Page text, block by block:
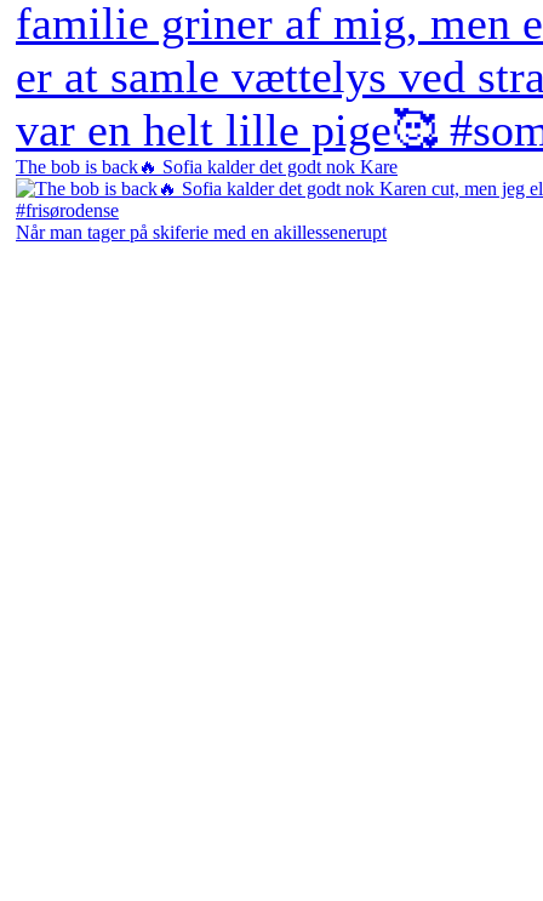
The bob is back🔥 Sofia kalder det godt nok Kare
Når man tager på skiferie med en akillessenerupt